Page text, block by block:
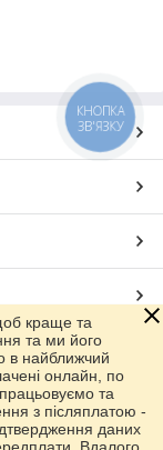
краще та
та ми його
в найближчий
онлайн, по
та
з післяплатою -
даних
КНОПКА
ЗВ'ЯЗКУ